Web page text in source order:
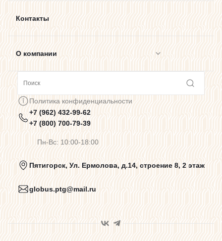
Контакты
О компании
Предупреждения о цветопередаче
Политика конфиденциальности
Пользовательское соглашение
Политика конфиденциальности
+7 (962) 432-99-62
+7 (800) 700-79-39
Пн-Вс: 10:00-18:00
Пятигорск, Ул. Ермолова, д.14, строение 8, 2 этаж
globus.ptg@mail.ru